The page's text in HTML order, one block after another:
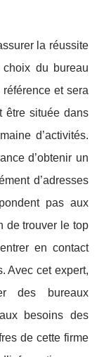
la réussite
choix du bureau
et sera
être située dans
d’activités.
d’obtenir un
d’adresses
pas aux
de trouver le top
en contact
Avec cet expert,
des bureaux
besoins des
de cette firme